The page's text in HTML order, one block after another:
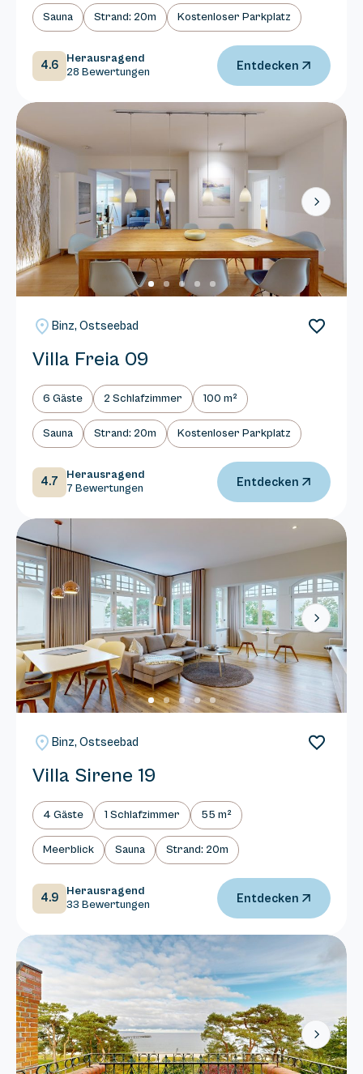
Sauna Strand: 20m Kostenloser Parkplatz
4.6
Herausragend
28 Bewertungen
Entdecken
Next
Binz, Ostseebad
Villa Freia 09
6 Gäste 2 Schlafzimmer 100 m²
Sauna Strand: 20m Kostenloser Parkplatz
4.7
Herausragend
7 Bewertungen
Entdecken
Next
Binz, Ostseebad
Villa Sirene 19
4 Gäste 1 Schlafzimmer 55 m²
Meerblick Sauna Strand: 20m
4.9
Herausragend
33 Bewertungen
Entdecken
Next